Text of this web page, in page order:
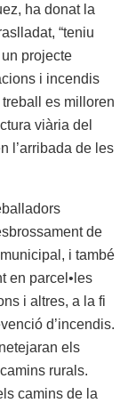
ha donat la
“teniu
projecte
i incendis
es milloren
viària del
l’arribada de les
de
i també
en parcel•les
i altres, a la fi
d’incendis.
els
rurals.
camins de la